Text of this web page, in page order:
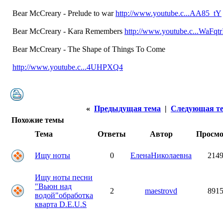
Bear McCreary - Prelude to warhttp://www.youtube.c...AA85_tY
Bear McCreary - Kara Remembers http://
Bear McCreary - The Shape of Things To Come
http://www.youtube.c...4UHPXQ4
« Предыдущая тема | Следующая
Похожие темы
Тема
Ответы Автор
Ищу ноты 0 ЕленаНиколаевна
Ищу ноты песни
"Вьюн над
водой"обработка
кварта D.E.U.S
2 maestrovd